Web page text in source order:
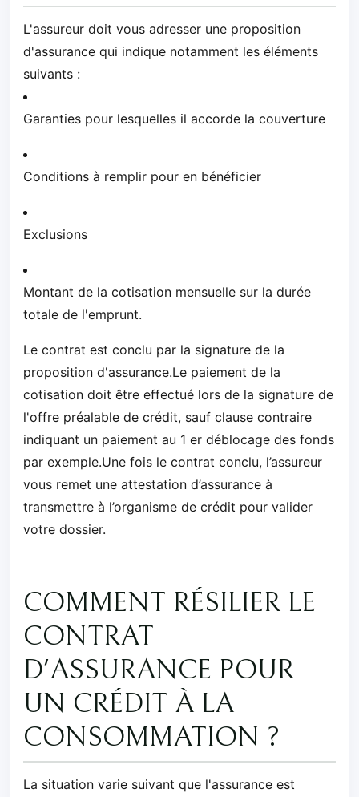
L'assureur doit vous adresser une proposition
d'assurance qui indique notamment les éléments
suivants :
Garanties pour lesquelles il accorde la couverture
Conditions à remplir pour en bénéficier
Exclusions
Montant de la cotisation mensuelle sur la durée
totale de l'emprunt.
Le contrat est conclu par la signature de la
proposition d'assurance.Le paiement de la
cotisation doit être effectué lors de la signature de
l'offre préalable de crédit, sauf clause contraire
indiquant un paiement au 1 er déblocage des fonds
par exemple.Une fois le contrat conclu, l’assureur
vous remet une attestation d’assurance à
transmettre à l’organisme de crédit pour valider
votre dossier.
COMMENT RÉSILIER LE
CONTRAT
D'ASSURANCE POUR
UN CRÉDIT À LA
CONSOMMATION ?
La situation varie suivant que l'assurance est